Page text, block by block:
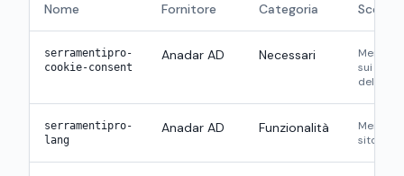
Nome Fornitore Categoria Scopo
serramentipro-
cookie-consent
Anadar AD Necessari
sui
serramentipro-
lang
Anadar AD Funzionalità
sito (IT/